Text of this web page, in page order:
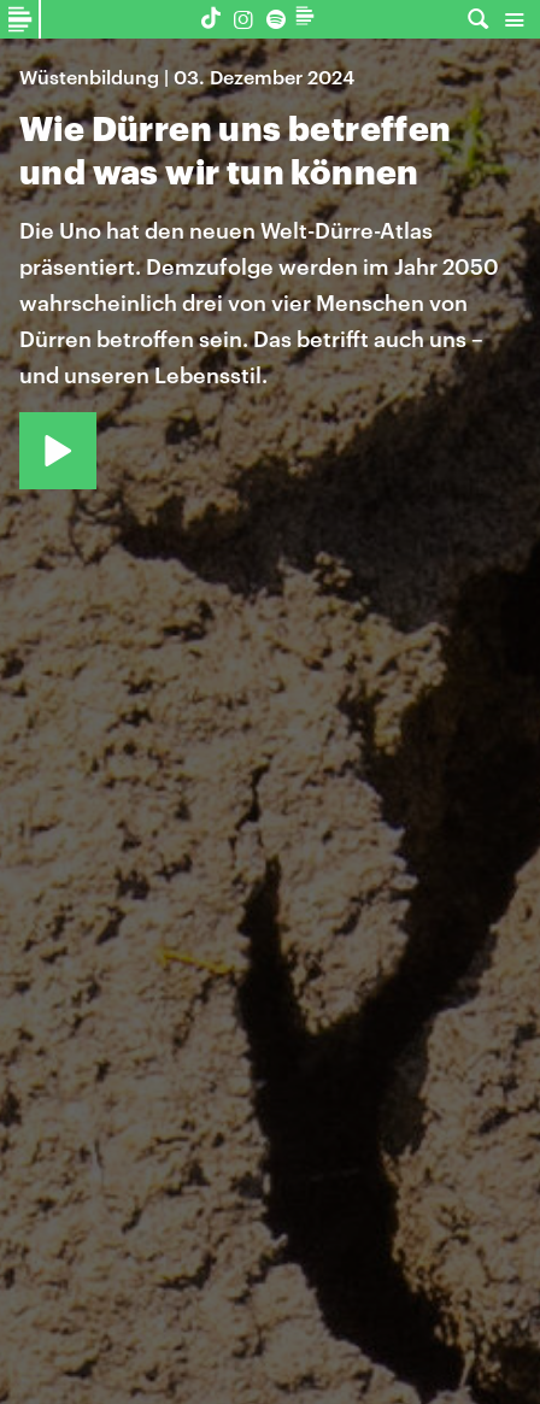
Wüstenbildung | 03. Dezember 2024
Wie Dürren uns betreffen
und was wir tun können
Die Uno hat den neuen Welt-Dürre-Atlas
präsentiert. Demzufolge werden im Jahr 2050
wahrscheinlich drei von vier Menschen von
Dürren betroffen sein. Das betrifft auch uns –
und unseren Lebensstil.